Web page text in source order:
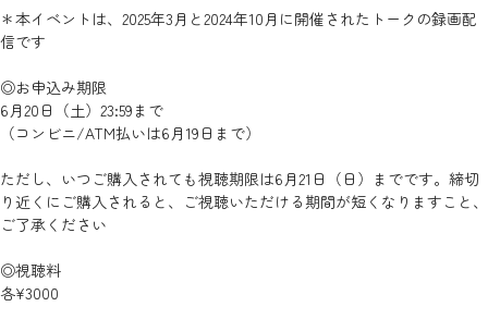
＊本イベントは、2025年3月と2024年10月に開催されたトークの録画配
信です
◎お申込み期限
6月20日（土）23:59まで
（コンビニ/ATM払いは6月19日まで）
ただし、いつご購入されても視聴期限は6月21日（日）までです。締切
り近くにご購入されると、ご視聴いただける期間が短くなりますこと、
ご了承ください
◎視聴料
各¥3000